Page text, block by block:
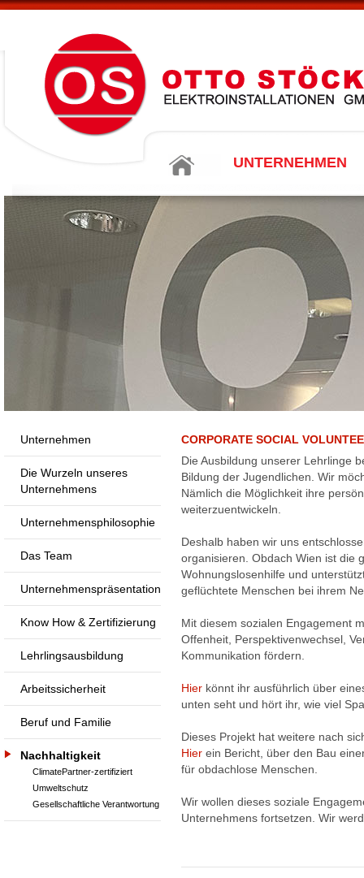
UNTERNEHMEN
Unternehmen
Die Wurzeln unseres
Unternehmens
Unternehmensphilosophie
Das Team
Unternehmenspräsentation
Know How & Zertifizierung
Lehrlingsausbildung
Arbeitssicherheit
Beruf und Familie
Nachhaltigkeit
ClimatePartner-zertifiziert
Umweltschutz
Gesellschaftliche Verantwortung
CORPORATE SOCIAL
Die Ausbildung unserer Lehrlinge
Bildung der Jugendlichen. Wir
Nämlich die Möglichkeit ihre
weiterzuentwickeln.
Deshalb haben wir uns
organisieren. Obdach Wien ist die
Wohnungslosenhilfe und
geflüchtete Menschen bei ihrem
Mit diesem sozialen Engagement
Offenheit, Perspektivenwechsel,
Kommunikation fördern.
Hier könnt ihr ausführlich über
unten seht und hört ihr, wie viel
Dieses Projekt hat weitere nach
Hier ein Bericht, über den Bau
für obdachlose Menschen.
Wir wollen dieses soziale
Unternehmens fortsetzen. Wir